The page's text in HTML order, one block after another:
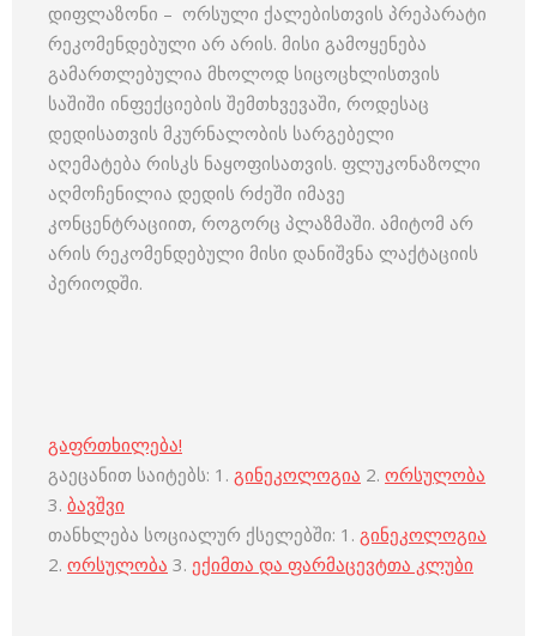
დიფლაზონი – ორსული ქალებისთვის პრეპარატი
რეკომენდებული არ არის. მისი გამოყენება
გამართლებულია მხოლოდ სიცოცხლისთვის
საშიში ინფექციების შემთხვევაში, როდესაც
დედისათვის მკურნალობის სარგებელი
აღემატება რისკს ნაყოფისათვის. ფლუკონაზოლი
აღმოჩენილია დედის რძეში იმავე
კონცენტრაციით, როგორც პლაზმაში. ამიტომ არ
არის რეკომენდებული მისი დანიშვნა ლაქტაციის
პერიოდში.
გაფრთხილება!
გაეცანით საიტებს: 1. გინეკოლოგია 2. ორსულობა
3. ბავშვი
თანხლება სოციალურ ქსელებში: 1. გინეკოლოგია
2. ორსულობა 3. ექიმთა და ფარმაცევტთა კლუბი